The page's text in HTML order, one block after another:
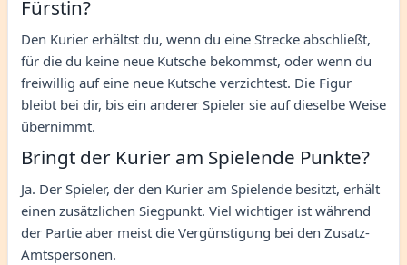
Fürstin?
Den Kurier erhältst du, wenn du eine Strecke abschließt,
für die du keine neue Kutsche bekommst, oder wenn du
freiwillig auf eine neue Kutsche verzichtest. Die Figur
bleibt bei dir, bis ein anderer Spieler sie auf dieselbe Weise
übernimmt.
Bringt der Kurier am Spielende Punkte?
Ja. Der Spieler, der den Kurier am Spielende besitzt, erhält
einen zusätzlichen Siegpunkt. Viel wichtiger ist während
der Partie aber meist die Vergünstigung bei den Zusatz-
Amtspersonen.